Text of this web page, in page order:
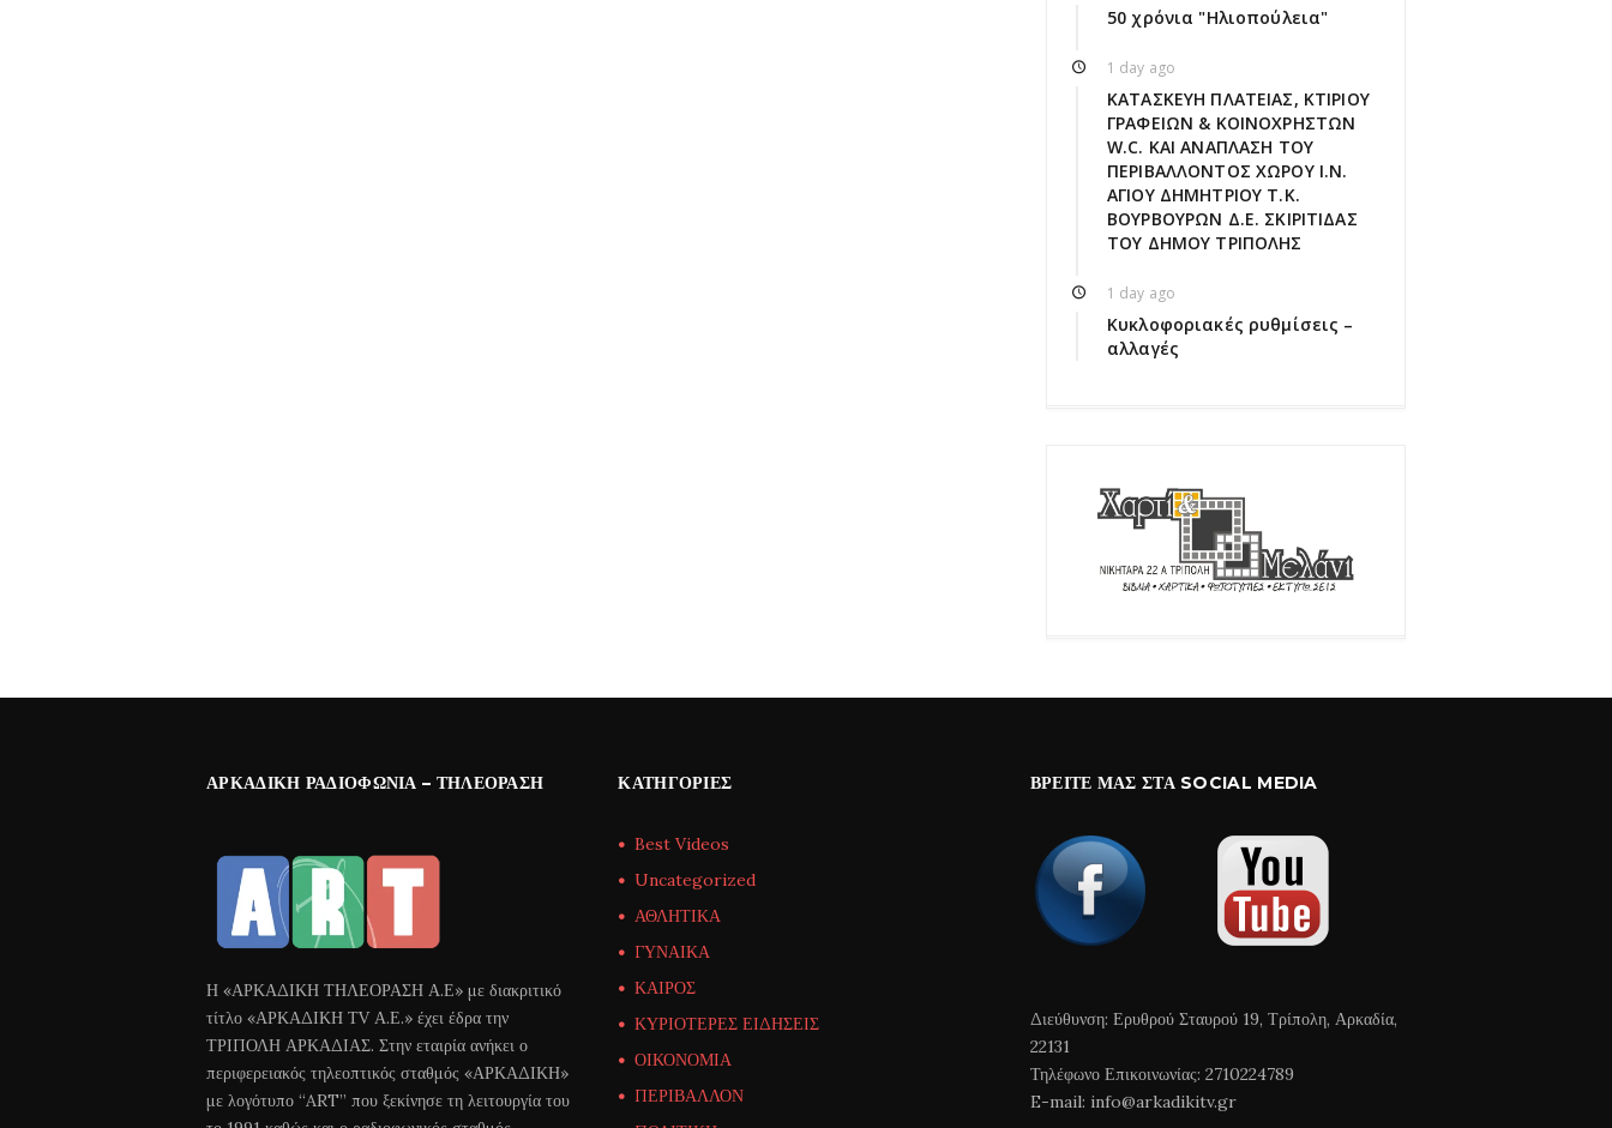
50 χρόνια "Ηλιοπούλεια"
1 day ago
ΚΑΤΑΣΚΕΥΗ ΠΛΑΤΕΙΑΣ, ΚΤΙΡΙΟΥ
ΓΡΑΦΕΙΩΝ & ΚΟΙΝΟΧΡΗΣΤΩΝ
W.C. ΚΑΙ ΑΝΑΠΛΑΣΗ ΤΟΥ
ΠΕΡΙΒΑΛΛΟΝΤΟΣ ΧΩΡΟΥ Ι.Ν.
ΑΓΙΟΥ ΔΗΜΗΤΡΙΟΥ Τ.Κ.
ΒΟΥΡΒΟΥΡΩΝ Δ.Ε. ΣΚΙΡΙΤΙΔΑΣ
ΤΟΥ ΔΗΜΟΥ ΤΡΙΠΟΛΗΣ
1 day ago
Κυκλοφοριακές ρυθμίσεις –
αλλαγές
ΑΡΚΑΔΙΚΉ ΡΑΔΙΟΦΩΝΊΑ – ΤΗΛΕΌΡΑΣΗ
Η «ΑΡΚΑΔΙΚΗ ΤΗΛΕΟΡΑΣΗ Α.Ε» με διακριτικό
τίτλο «ΑΡΚΑΔΙΚΗ ΤV Α.Ε.» έχει έδρα την
ΤΡΙΠΟΛΗ ΑΡΚΑΔΙΑΣ. Στην εταιρία ανήκει ο
περιφερειακός τηλεοπτικός σταθμός «ΑΡΚΑΔΙΚΗ»
με λογότυπο “ART” που ξεκίνησε τη λειτουργία του
ΚΑΤΗΓΟΡΊΕΣ
Best Videos
Uncategorized
ΑΘΛΗΤΙΚΑ
ΓΥΝΑΙΚΑ
ΚΑΙΡΟΣ
ΚΥΡΙΟΤΕΡΕΣ ΕΙΔΗΣΕΙΣ
ΟΙΚΟΝΟΜΙΑ
ΠΕΡΙΒΑΛΛΟΝ
ΒΡΕΊΤΕ ΜΑΣ ΣΤΑ SOCIAL MEDIA
Διεύθυνση: Ερυθρού Σταυρού 19, Τρίπολη, Αρκαδία,
22131
Τηλέφωνο Επικοινωνίας: 2710224789
E-mail: info@arkadikitv.gr